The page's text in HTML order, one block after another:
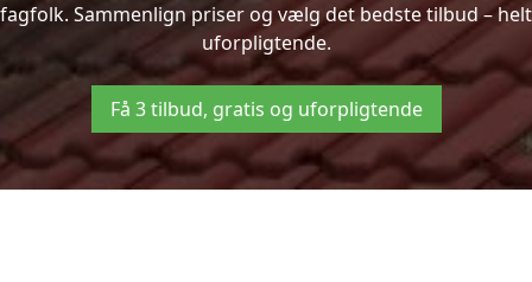
fagfolk. Sammenlign priser og vælg det bedste tilbud – helt
uforpligtende.
Få 3 tilbud, gratis og uforpligtende